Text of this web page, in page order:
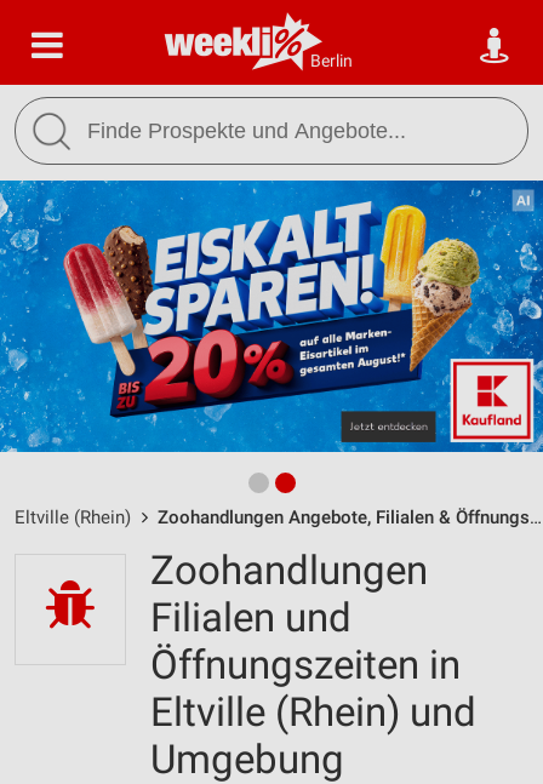
Berlin
Eltville (Rhein) Zoohandlungen Angebote, Filialen & Öffnungszeiten
Zoohandlungen
Filialen und
Öffnungszeiten in
Eltville (Rhein) und
Umgebung